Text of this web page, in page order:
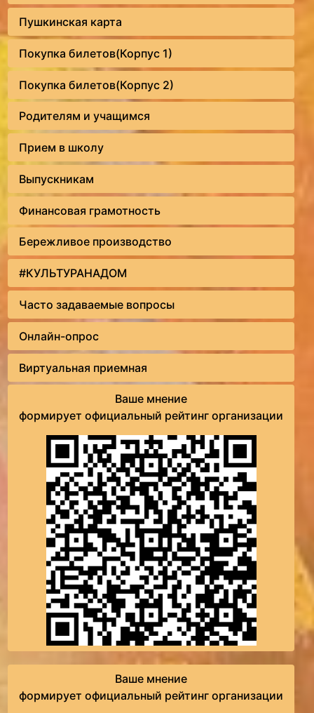
Пушкинская карта
Покупка билетов(Корпус 1)
Покупка билетов(Корпус 2)
Родителям и учащимся
Прием в школу
Выпускникам
Финансовая грамотность
Бережливое производство
#КУЛЬТУРАНАДОМ
Часто задаваемые вопросы
Онлайн-опрос
Виртуальная приемная
Ваше мнение
формирует официальный рейтинг организации
Ваше мнение
формирует официальный рейтинг организации